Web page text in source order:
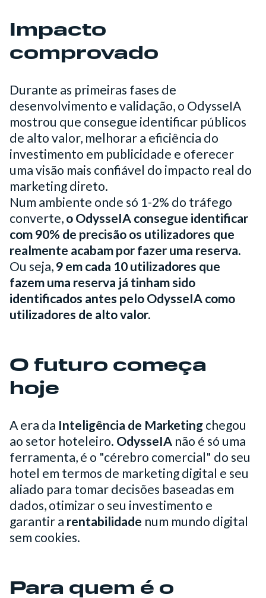
Impacto
comprovado
Durante as primeiras fases de
desenvolvimento e validação, o OdysseIA
mostrou que consegue identificar públicos
de alto valor, melhorar a eficiência do
investimento em publicidade e oferecer
uma visão mais confiável do impacto real do
marketing direto.
Num ambiente onde só 1-2% do tráfego
converte,o OdysseIA consegue identificar
com 90% de precisão os utilizadores que
realmente acabam por fazer uma reserva.
Ou seja,9 em cada 10 utilizadores que
fazem uma reserva já tinham sido
identificados antes pelo OdysseIA como
utilizadores de alto valor.
O futuro começa
hoje
A era da Inteligência de Marketingchegou
ao setor hoteleiro. OdysseIA não é só uma
ferramenta, é o "cérebro comercial" do seu
hotel em termos de marketing digital e seu
aliado para tomar decisões baseadas em
dados, otimizar o seu investimento e
garantir a rentabilidade num mundo digital
sem cookies.
Para quem é o